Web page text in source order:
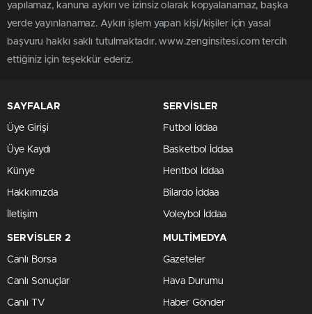
yapılamaz, kanuna aykırı ve izinsiz olarak kopyalanamaz, başka
yerde yayınlanamaz. Aykırı işlem yapan kişi/kişiler için yasal
başvuru hakkı saklı tutulmaktadır. www.zenginsitesi.com tercih
ettiğiniz için teşekkür ederiz.
SAYFALAR
Üye Girişi
Üye Kaydı
Künye
Hakkımızda
İletişim
SERVİSLER
Futbol İddaa
Basketbol İddaa
Hentbol İddaa
Bilardo İddaa
Voleybol İddaa
SERVİSLER 2
Canlı Borsa
Canlı Sonuçlar
Canlı TV
MULTİMEDYA
Gazeteler
Hava Durumu
Haber Gönder